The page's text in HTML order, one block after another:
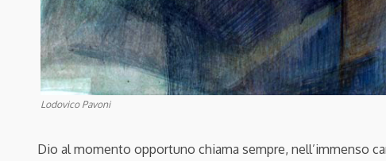
Lodovico Pavoni
Dio al momento opportuno chiama sempre, nell’immenso